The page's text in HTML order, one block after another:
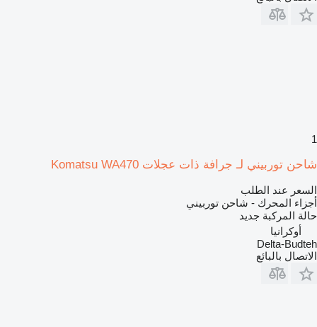
1
شاحن توربيني لـ جرافة ذات عجلات Komatsu WA470
السعر عند الطلب
أجزاء المحرك - شاحن توربيني
حالة المركبة جديد
أوكرانيا
Delta-Budteh
الاتصال بالبائع